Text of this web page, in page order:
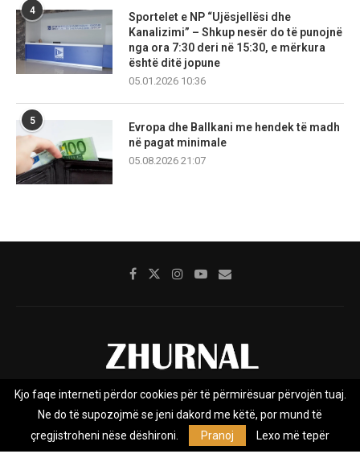
4
Sportelet e NP “Ujësjellësi dhe
Kanalizimi” – Shkup nesër do të punojnë
nga ora 7:30 deri në 15:30, e mërkura
është ditë jopune
05.01.2026 10:36
5
Evropa dhe Ballkani me hendek të madh
në pagat minimale
05.08.2026 21:07
Rreth nesh Impresumi Marketing
Kontakt
Privacy Policy
Zhurnal.mk është Agjenci e Lajmeve e pavarur, e themeluar në vitin
Kjo faqe interneti përdor cookies për të përmirësuar përvojën tuaj.
Ne do të supozojmë se jeni dakord me këtë, por mund të
çregjistroheni nëse dëshironi.
Pranoj Lexo më tepër